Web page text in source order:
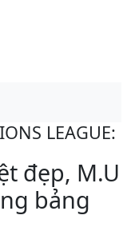
LEAGUE:
đẹp, M.U
bảng